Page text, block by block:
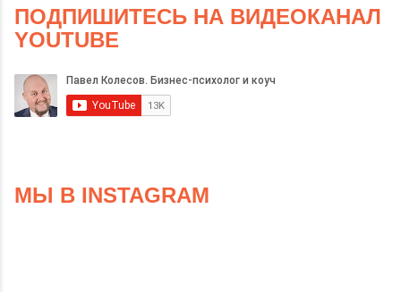
ПОДПИШИТЕСЬ НА ВИДЕОКАНАЛ
YOUTUBE
МЫ В INSTAGRAM